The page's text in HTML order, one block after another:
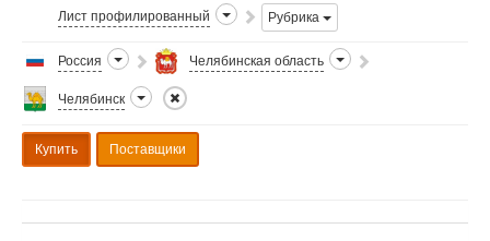
Лист профилированный Рубрика
Россия Челябинская область
Челябинск
Купить Поставщики